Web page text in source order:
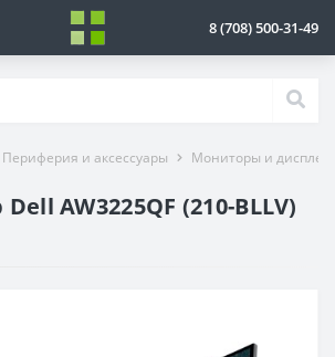
8 (708) 500-31-49
Периферия и аксессуары Мониторы и дисплеи
AW3225QF (210-BLLV)